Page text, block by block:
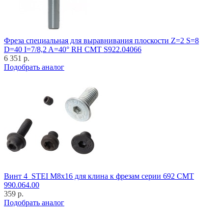
Фреза специальная для выравнивания плоскости Z=2 S=8
D=40 I=7/8,2 A=40° RH CMT S922.04066
6 351 р.
Подобрать аналог
Винт 4_STEI M8x16 для клина к фрезам серии 692 CMT
990.064.00
359 р.
Подобрать аналог